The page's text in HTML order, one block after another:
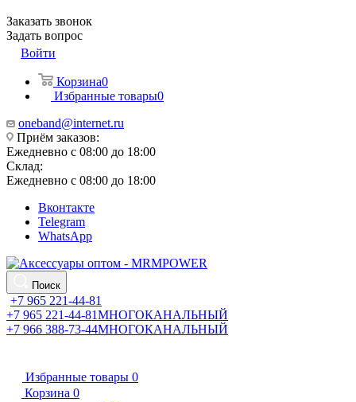
Заказать звонок
Задать вопрос
Войти
Корзина0
Избранные товары0
oneband@internet.ru
Приём заказов:
Ежедневно с 08:00 до 18:00
Склад:
Ежедневно с 08:00 до 18:00
Вконтакте
Telegram
WhatsApp
Поиск
+7 965 221-44-81
+7 965 221-44-81МНОГОКАНАЛЬНЫЙ
+7 966 388-73-44МНОГОКАНАЛЬНЫЙ
Избранные товары 0
Корзина 0